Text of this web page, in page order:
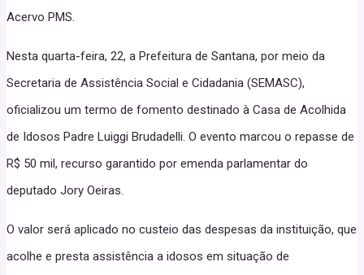
Acervo PMS.
Nesta quarta-feira, 22, a Prefeitura de Santana, por meio da
Secretaria de Assistência Social e Cidadania (SEMASC),
oficializou um termo de fomento destinado à Casa de Acolhida
de Idosos Padre Luiggi Brudadelli. O evento marcou o repasse de
R$ 50 mil, recurso garantido por emenda parlamentar do
deputado Jory Oeiras.
O valor será aplicado no custeio das despesas da instituição, que
acolhe e presta assistência a idosos em situação de